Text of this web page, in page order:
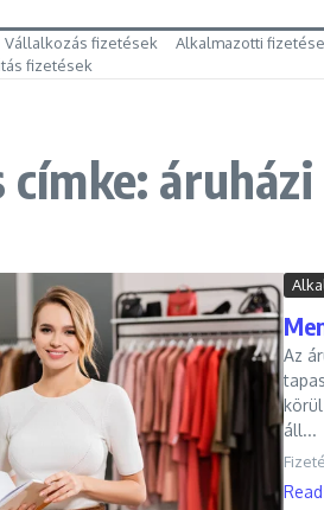
Vállalkozás fizetések Alkalmazotti
fizetések
címke:
Az
áll...